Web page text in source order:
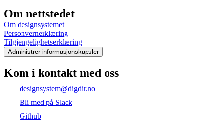
Om nettstedet
Om designsystemet
Personvernerklæring
Tilgjengelighetserklæring
Administrer informasjonskapsler
Kom i kontakt med oss
designsystem@digdir.no
Bli med på Slack
Github